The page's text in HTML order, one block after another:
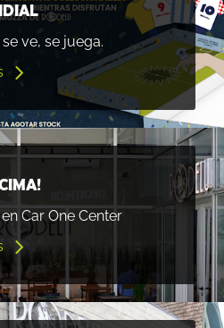
ve, se juega.
Car One Center